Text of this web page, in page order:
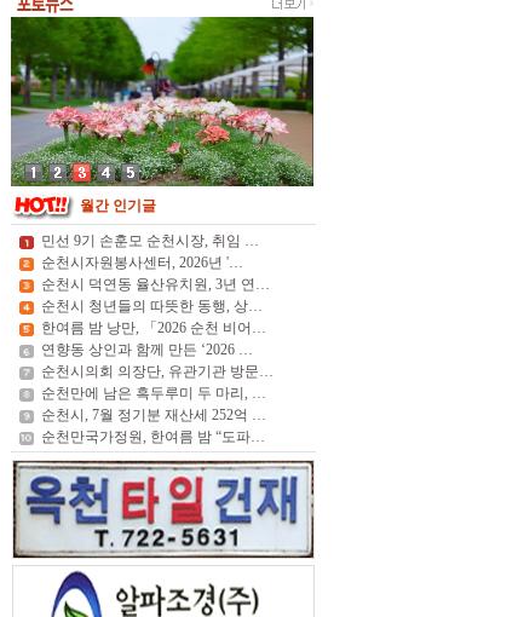
월간 인기글
민선 9기 손훈모 순천시장, 취임 …
순천시자원봉사센터, 2026년 '…
순천시 덕연동 율산유치원, 3년 연…
순천시 청년들의 따뜻한 동행, 상…
한여름 밤 낭만, 「2026 순천 비어…
연향동 상인과 함께 만든 ‘2026 …
순천시의회 의장단, 유관기관 방문…
순천만에 남은 흑두루미 두 마리, …
순천시, 7월 정기분 재산세 252억 …
순천만국가정원, 한여름 밤 “도파…